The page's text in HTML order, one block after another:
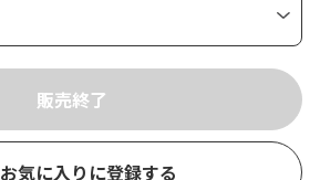
お気に入りに登録する